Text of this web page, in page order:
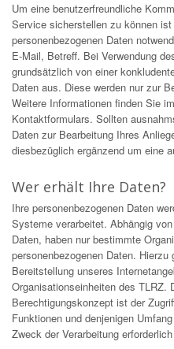
Um eine benutzerfreundliche
Service sicherstellen zu können
personenbezogenen Daten
E-Mail, Betreff. Bei Verwendung
grundsätzlich von einer
Daten aus. Diese werden nur zur
Weitere Informationen finden Sie
Kontaktformulars. Sollten
Daten zur Bearbeitung Ihres
diesbezüglich ergänzend um eine
Wer erhält Ihre Daten?
Ihre personenbezogenen Daten
Systeme verarbeitet. Abhängig
Daten, haben nur bestimmte
personenbezogenen Daten.
Bereitstellung unseres
Organisationseinheiten des TLRZ.
Berechtigungskonzept ist der
Funktionen und denjenigen
Zweck der Verarbeitung